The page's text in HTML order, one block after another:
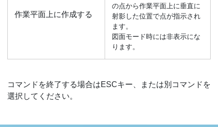
作業平面上に作成する
の点から作業平面上に垂直に
射影した位置で点が指示され
ます。
図面モード時には非表示にな
ります。
コマンドを終了する場合はESCキー、または別コマンドを
選択してください。